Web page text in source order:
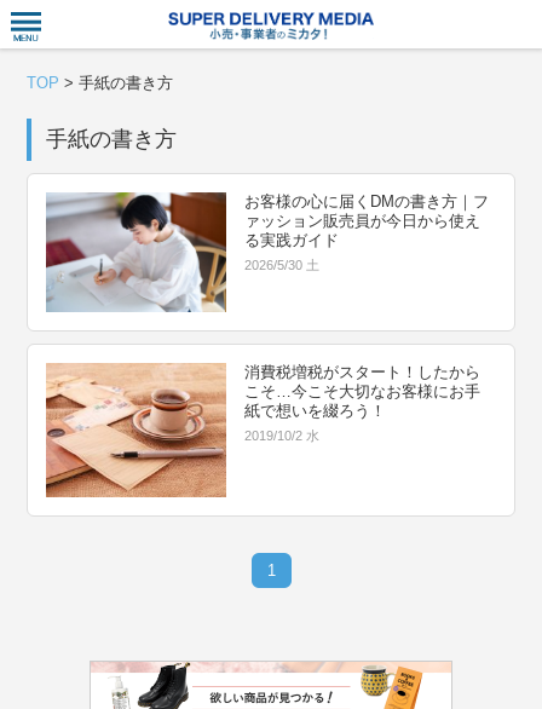
TOP >手紙の書き方
手紙の書き方
お客様の心に届くDMの書き方｜フ
ァッション販売員が今日から使え
る実践ガイド
2026/5/30 土
消費税増税がスタート！したから
こそ…今こそ大切なお客様にお手
紙で想いを綴ろう！
2019/10/2 水
1